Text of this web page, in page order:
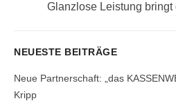
Next
Glanzlose Leistung
NEUESTE BEITRÄGE
Neue Partnerschaft: „das
Kripp